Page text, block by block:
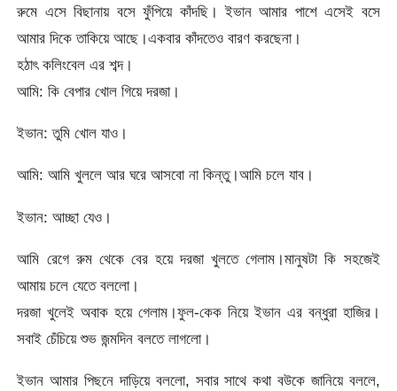
রুমে এসে বিছানায় বসে ফুঁপিয়ে কাঁদছি। ইভান আমার পাশে এসেই বসে
আমার দিকে তাকিয়ে আছে।একবার কাঁদতেও বারণ করছেনা।
হঠাৎ কলিংবেল এর শব্দ।
আমি: কি বেপার খোল গিয়ে দরজা।
ইভান: তুমি খোল যাও।
আমি: আমি খুললে আর ঘরে আসবো না কিন্তু।আমি চলে যাব।
ইভান: আচ্ছা যেও।
আমি রেগে রুম থেকে বের হয়ে দরজা খুলতে গেলাম।মানুষটা কি সহজেই
আমায় চলে যেতে বললো।
দরজা খুলেই অবাক হয়ে গেলাম।ফুল-কেক নিয়ে ইভান এর বন্ধুরা হাজির।
সবাই চেঁচিয়ে শুভ জন্মদিন বলতে লাগলো।
ইভান আমার পিছনে দাড়িয়ে বললো, সবার সাথে কথা বউকে জানিয়ে বললে,